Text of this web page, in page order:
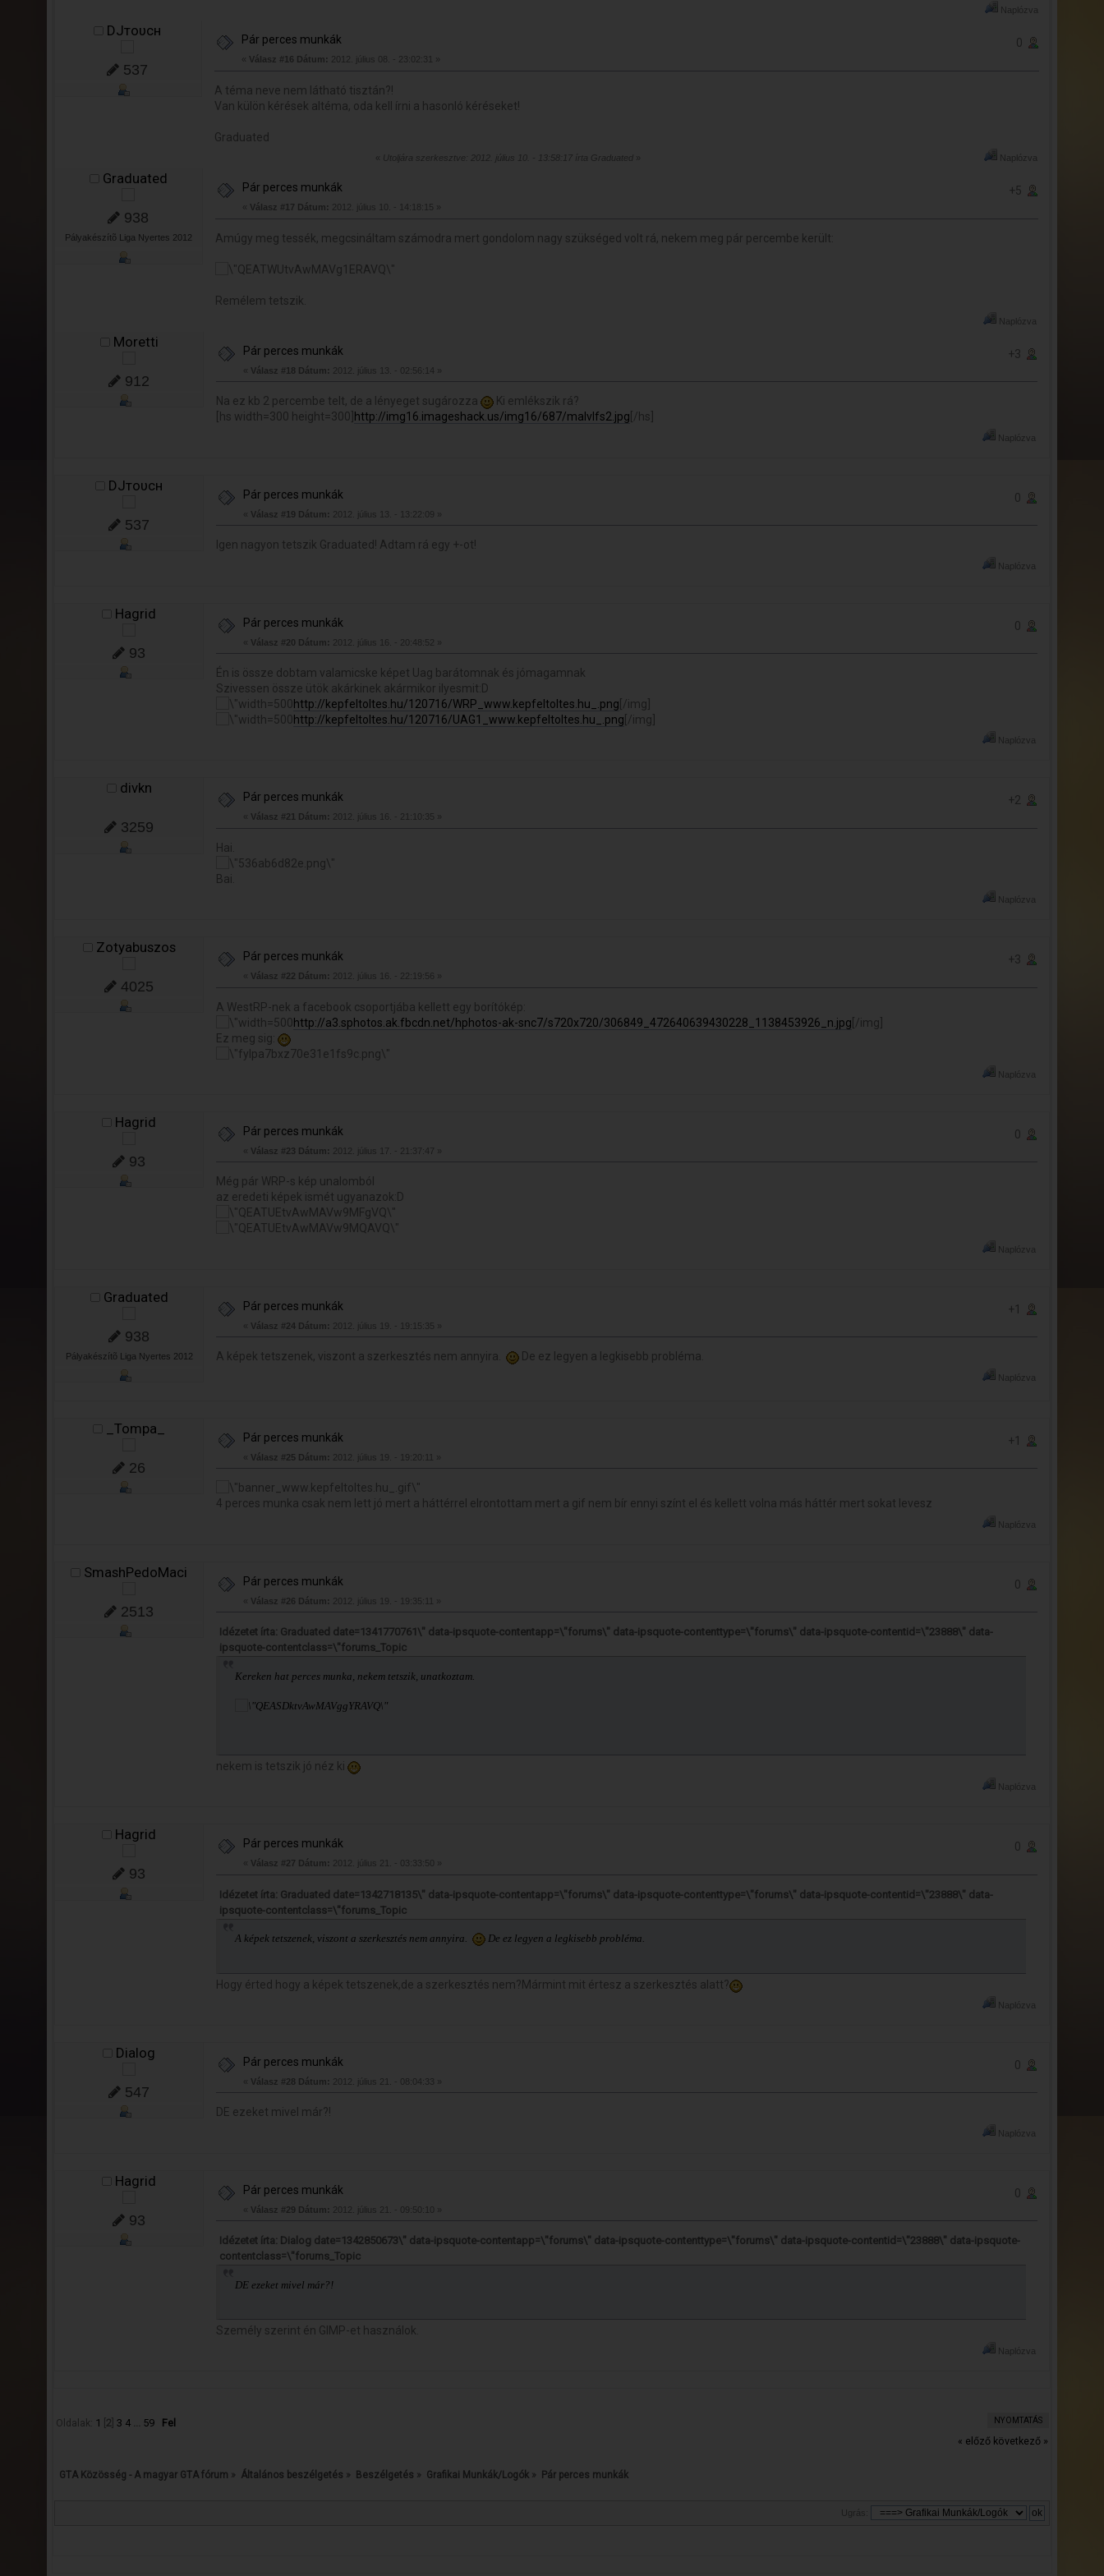
Naplózva
DJтoυcн
537
Pár perces munkák
« Válasz #16 Dátum: 2012. július 08. - 23:02:31 »
0
A téma neve nem látható tisztán?!
Van külön kérések altéma, oda kell írni a hasonló kéréseket!
Graduated
« Utoljára szerkesztve: 2012. július 10. - 13:58:17 írta Graduated » Naplózva
Graduated
938
Pályakészítõ Liga Nyertes 2012
Pár perces munkák
« Válasz #17 Dátum: 2012. július 10. - 14:18:15 »
+5
Amúgy meg tessék, megcsináltam számodra mert gondolom nagy szükséged volt rá, nekem meg pár percembe került:
Remélem tetszik.
Naplózva
Moretti
912
Pár perces munkák
« Válasz #18 Dátum: 2012. július 13. - 02:56:14 »
+3
Na ez kb 2 percembe telt, de a lényeget sugározza
Ki emlékszik rá?
[hs width=300 height=300] http://img16.imageshack.us/img16/687/malvlfs2.jpg [/hs]
Naplózva
DJтoυcн
537
Pár perces munkák
« Válasz #19 Dátum: 2012. július 13. - 13:22:09 »
0
Igen nagyon tetszik Graduated! Adtam rá egy +-ot!
Naplózva
Hagrid
93
Pár perces munkák
« Válasz #20 Dátum: 2012. július 16. - 20:48:52 »
0
Én is össze dobtam valamicske képet Uag barátomnak és jómagamnak
Szivessen össze ütök akárkinek akármikor ilyesmit:D
http://kepfeltoltes.hu/120716/WRP_www.kepfeltoltes.hu_.png [/img]
http://kepfeltoltes.hu/120716/UAG1_www.kepfeltoltes.hu_.png [/img]
Naplózva
divkn
3259
Pár perces munkák
« Válasz #21 Dátum: 2012. július 16. - 21:10:35 »
+2
Hai.
Bai.
Naplózva
Zotyabuszos
4025
Pár perces munkák
« Válasz #22 Dátum: 2012. július 16. - 22:19:56 »
+3
A WestRP-nek a facebook csoportjába kellett egy borítókép:
http://a3.sphotos.ak.fbcdn.net/hphotos-ak-snc7/s720x720/306849_472640639430228_1138453926_n.jpg[/img]
Ez meg sig:
Naplózva
Hagrid
93
Pár perces munkák
« Válasz #23 Dátum: 2012. július 17. - 21:37:47 »
0
Még pár WRP-s kép unalomból
az eredeti képek ismét ugyanazok:D
Naplózva
Graduated
938
Pályakészítõ Liga Nyertes 2012
Pár perces munkák
« Válasz #24 Dátum: 2012. július 19. - 19:15:35 »
+1
A képek tetszenek, viszont a szerkesztés nem annyira. De ez legyen a legkisebb probléma.
Naplózva
_Tompa_
26
Pár perces munkák
« Válasz #25 Dátum: 2012. július 19. - 19:20:11 »
+1
4 perces munka csak nem lett jó mert a háttérrel elrontottam mert a gif nem bír ennyi színt el és kellett volna más háttér mert sokat levesz
Naplózva
SmashPedoMaci
2513
Pár perces munkák
« Válasz #26 Dátum: 2012. július 19. - 19:35:11 »
0
Idézetet írta: Graduated date=1341770761\" data-ipsquote-contentapp=\"forums\" data-ipsquote-contenttype=\"forums\" data-ipsquote-contentid=\"23888\" data-
ipsquote-contentclass=\"forums_Topic
Kereken hat perces munka, nekem tetszik, unatkoztam.
nekem is tetszik jó néz ki
Naplózva
Hagrid
93
Pár perces munkák
« Válasz #27 Dátum: 2012. július 21. - 03:33:50 »
0
Idézetet írta: Graduated date=1342718135\" data-ipsquote-contentapp=\"forums\" data-ipsquote-contenttype=\"forums\" data-ipsquote-contentid=\"23888\" data-
ipsquote-contentclass=\"forums_Topic
A képek tetszenek, viszont a szerkesztés nem annyira. De ez legyen a legkisebb probléma.
Hogy érted hogy a képek tetszenek,de a szerkesztés nem?Mármint mit értesz a szerkesztés alatt?
Naplózva
Dialog
547
Pár perces munkák
« Válasz #28 Dátum: 2012. július 21. - 08:04:33 »
0
DE ezeket mivel már?!
Naplózva
Hagrid
93
Pár perces munkák
« Válasz #29 Dátum: 2012. július 21. - 09:50:10 »
0
Idézetet írta: Dialog date=1342850673\" data-ipsquote-contentapp=\"forums\" data-ipsquote-contenttype=\"forums\" data-ipsquote-contentid=\"23888\" data-ipsquote-
contentclass=\"forums_Topic
DE ezeket mivel már?!
Személy szerint én GIMP-et használok.
Naplózva
NYOMTATÁS
Oldalak: 1 2] 3 4 ... 59
Fel
« előző következő »
GTA Közösség - A magyar GTA fórum » Általános beszélgetés » Beszélgetés » Grafikai Munkák/Logók» Pár perces munkák
Ugrás: